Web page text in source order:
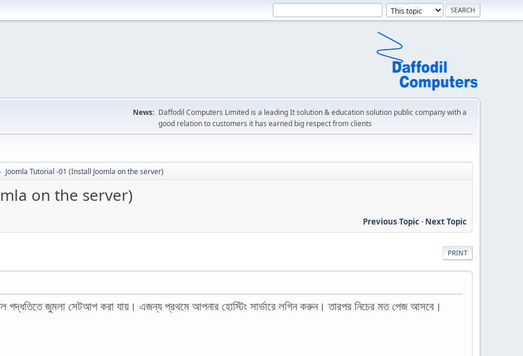
News: Daffodil Computers Limited is a leading It solution & education solution public company with a
good relation to customers it has earned big respect from clients
Joomla Tutorial -01 (Install Joomla on the server)
on the server)
Previous Topic- Next Topic
PRINT
পদ্ধতিতে জুমলা সেটআপ করা যায়। এজন্য প্রথমে আপনার হোস্টিং সার্ভারে লগিন করুন। তারপর নিচের মত পেজ আসবে।